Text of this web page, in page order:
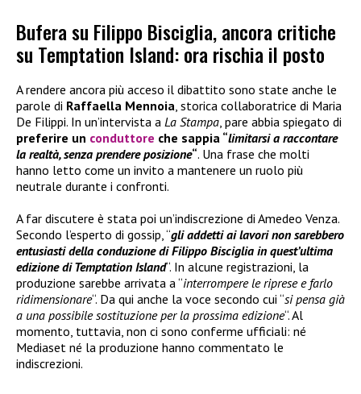
Bufera su Filippo Bisciglia, ancora critiche
su Temptation Island: ora rischia il posto
A rendere ancora più acceso il dibattito sono state anche le
parole di Raffaella Mennoia , storica collaboratrice di Maria
De Filippi. In un’intervista a La Stampa , pare abbia spiegato di
preferire un conduttore che sappia “limitarsi a raccontare
la realtà, senza prendere posizione“. Una frase che molti
hanno letto come un invito a mantenere un ruolo più
neutrale durante i confronti.
A far discutere è stata poi un’indiscrezione di Amedeo Venza.
Secondo l’esperto di gossip, “gli addetti ai lavori non sarebbero
entusiasti della conduzione di Filippo Bisciglia in quest’ultima
edizione di Temptation Island“. In alcune registrazioni, la
produzione sarebbe arrivata a “interrompere le riprese e farlo
ridimensionare“. Da qui anche la voce secondo cui “si pensa già
a una possibile sostituzione per la prossima edizione“. Al
momento, tuttavia, non ci sono conferme ufficiali: né
Mediaset né la produzione hanno commentato le
indiscrezioni.